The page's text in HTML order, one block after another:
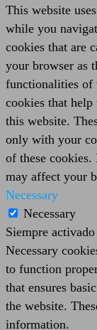
This website
while you
cookies that are
your browser as
functionalities of
cookies that help
this website.
only with your
of these
may affect your
Necessary
Necessary
Siempre activado
Necessary
to function
that ensures
the website.
information.